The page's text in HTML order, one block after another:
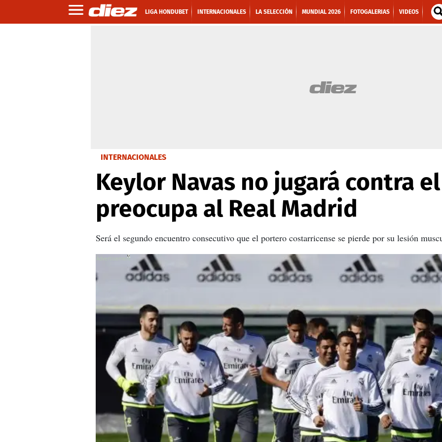
LIGA HONDUBET INTERNACIONALES LA SELECCIÓN MUNDIAL 2026 FOTOGALERIAS VIDEOS
INTERNACIONALES
Keylor Navas no jugará contra
preocupa al Real Madrid
Será el segundo encuentro consecutivo que el portero costarricense se pierde por su lesión
X
X